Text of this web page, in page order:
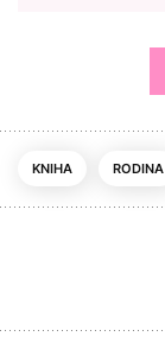
KNIHA RODINA